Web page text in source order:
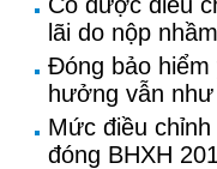
lãi do nộp
Đóng bảo
hưởng vẫn
Mức điều
đóng BHXH